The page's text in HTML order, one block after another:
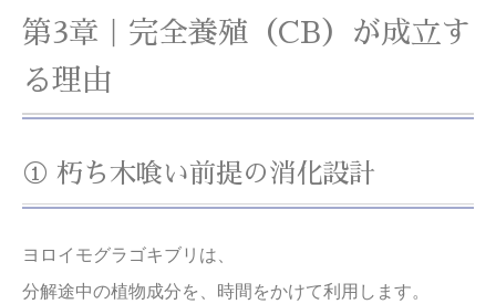
第3章｜完全養殖（CB）が成立す
る理由
① 朽ち木喰い前提の消化設計
ヨロイモグラゴキブリは、
分解途中の植物成分を、時間をかけて利用します。